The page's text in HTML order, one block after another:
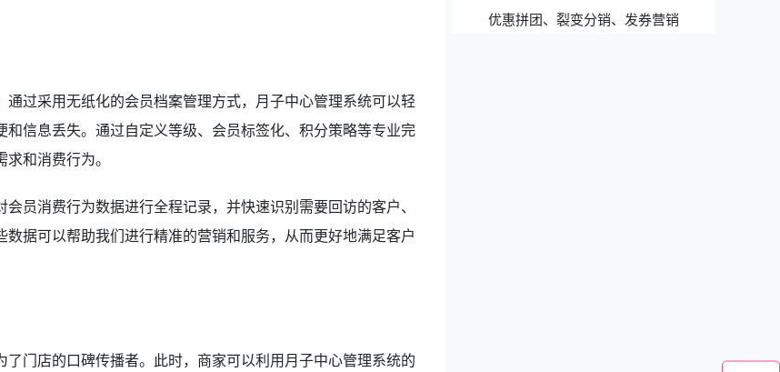
过采用无纸化的会员档案管理方式，月子中心管理系统可以轻
信息丢失。通过自定义等级、会员标签化、积分策略等专业完
和消费行为。
员消费行为数据进行全程记录，并快速识别需要回访的客户、
据可以帮助我们进行精准的营销和服务，从而更好地满足客户
门店的口碑传播者。此时，商家可以利用月子中心管理系统的
优惠拼团、裂变分销、发券营销